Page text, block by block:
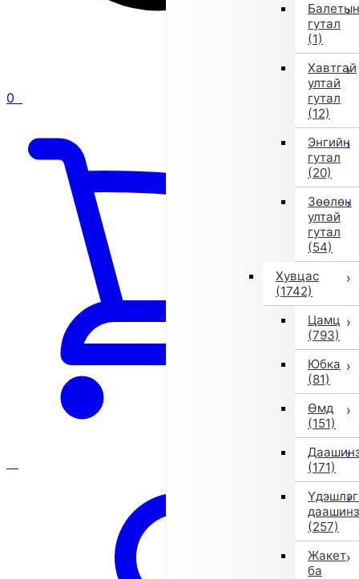
0
Балетын
гутал
(1)
Хавтгай
ултай
гутал
(12)
Энгийн
гутал
(20)
Зөөлөн
ултай
гутал
(54)
Хувцас
(1742)
Цамц
(793)
Юбка
(81)
Өмд
(151)
(171)
даашинз
(257)
Жакет
ба